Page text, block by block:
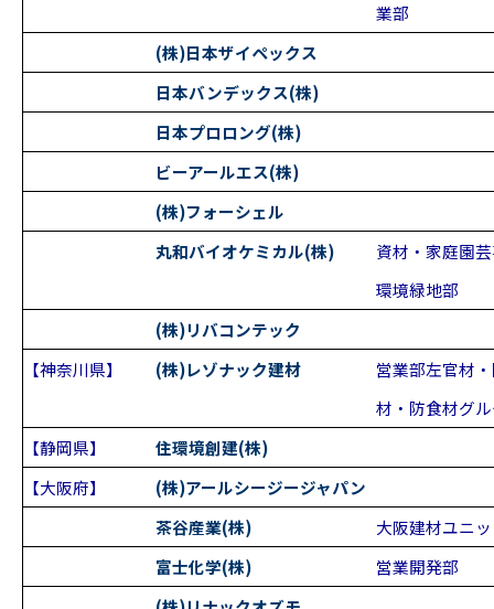
業部
(株)日本ザイペックス
日本バンデックス(株)
日本プロロング(株)
ビーアールエス(株)
(株)フォーシェル
丸和バイオケミカル(株)
資材・家庭園
環境緑地部
(株)リバコンテック
【神奈川県】
(株)レゾナック建材
営業部左官材
材・防食材グ
【静岡県】
住環境創建(株)
【大阪府】
(株)アールシージージャパン
茶谷産業(株)
大阪建材ユニ
富士化学(株)
営業開発部